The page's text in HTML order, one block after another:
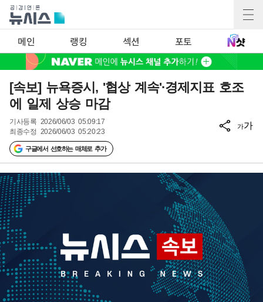
메인 랭킹 섹션 포토
[속보] 뉴욕증시, '협상 계속'·경제지표 호조
에 일제 상승 마감
기사등록 2026/06/03 05:09:17
최종수정 2026/06/03 05:20:23
구글에서 선호하는 매체로 추가
가가